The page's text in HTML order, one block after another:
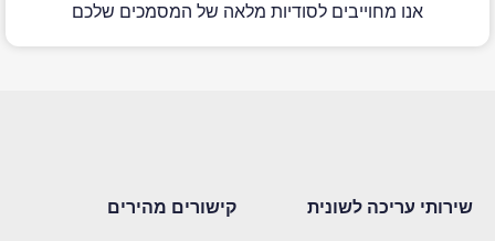
אנו מחוייבים לסודיות מלאה של המסמכים שלכם
שירותי עריכה לשונית קישורים מהירים